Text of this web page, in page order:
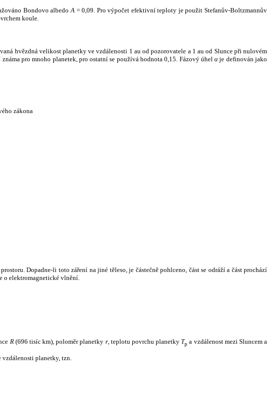
Bondovo albedo A = 0,09. Pro výpočet efektivní teploty je použit Stefanův-Boltzmannův
koule.
hvězdná velikost planetky ve vzdálenosti 1 au od pozorovatele a 1 au od Slunce při nulovém
známa pro mnoho planetek, pro ostatní se používá hodnota 0,15. Fázový úhelα je definován jako
zákona
Dopadne-li toto záření na jiné těleso, je částečně pohlceno, část se odráží a část prochází
o elektromagnetické vlnění.
R(696 tisíc km), poloměr planetky r, teplotu povrchu planetky Tp a vzdálenost mezi Sluncem a
vzdálenosti planetky, tzn.